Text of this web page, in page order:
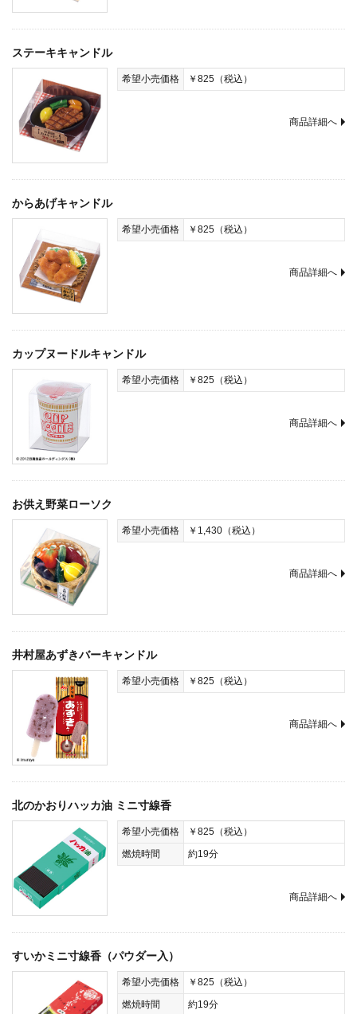
ステーキキャンドル
希望小売価格 ￥825（税込）
商品詳細へ
からあげキャンドル
希望小売価格 ￥825（税込）
商品詳細へ
カップヌードルキャンドル
希望小売価格 ￥825（税込）
商品詳細へ
お供え野菜ローソク
希望小売価格 ￥1,430（税込）
商品詳細へ
井村屋あずきバーキャンドル
希望小売価格 ￥825（税込）
商品詳細へ
北のかおりハッカ油 ミニ寸線香
希望小売価格
￥825（税込）
燃焼時間
約19分
商品詳細へ
すいかミニ寸線香（パウダー入）
希望小売価格
￥825（税込）
燃焼時間
約19分